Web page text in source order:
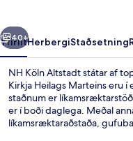
Næsta
40+
YfirlitHerbergiStaðsetning
NH Köln Altstadt státar af
Kirkja Heilags Marteins eru
staðnum er
er í boði daglega. Meðal
líkamsræktaraðstaða,